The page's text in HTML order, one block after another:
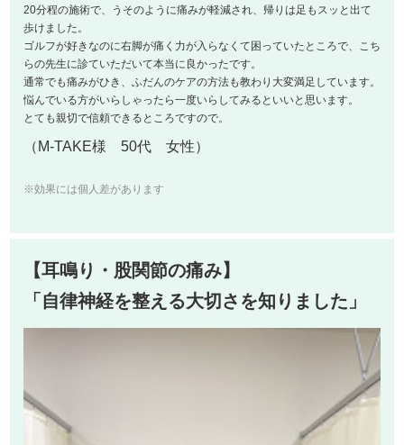
20分程の施術で、うそのように痛みが軽減され、帰りは足もスッと出て
歩けました。
ゴルフが好きなのに右脚が痛く力が入らなくて困っていたところで、こち
らの先生に診ていただいて本当に良かったです。
通常でも痛みがひき、ふだんのケアの方法も教わり大変満足しています。
悩んでいる方がいらしゃったら一度いらしてみるといいと思います。
とても親切で信頼できるところですので。
（M-TAKE様 50代 女性）
※効果には個人差があります
【耳鳴り・股関節の痛み】
「自律神経を整える大切さを知りました」